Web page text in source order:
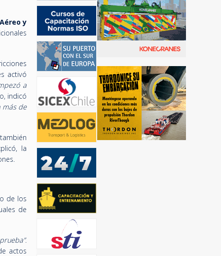
y
activó
a
indicó
más de
la
de los
de
.
actos